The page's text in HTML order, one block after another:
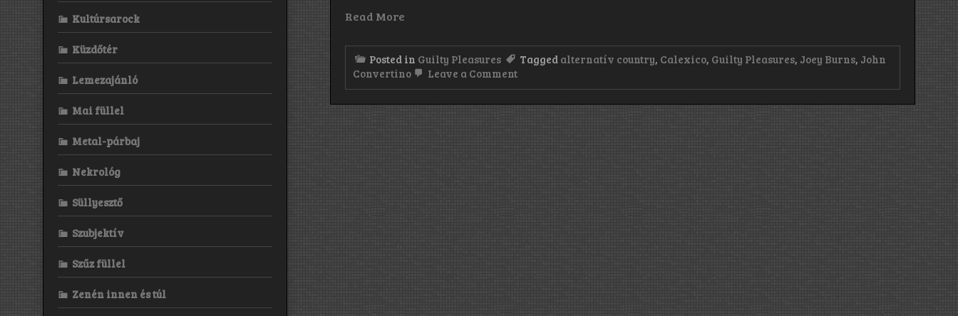
Read More
Posted in Guilty Pleasures Tagged alternatív country, Calexico, Guilty Pleasures, Joey Burns, John
Convertino
Leave a Commenton
Kultúrsarock
Küzdőtér
Lemezajánló
Mai füllel
Metal-párbaj
Nekrológ
Süllyesztő
Szubjektív
Szűz füllel
Zenén innen és túl